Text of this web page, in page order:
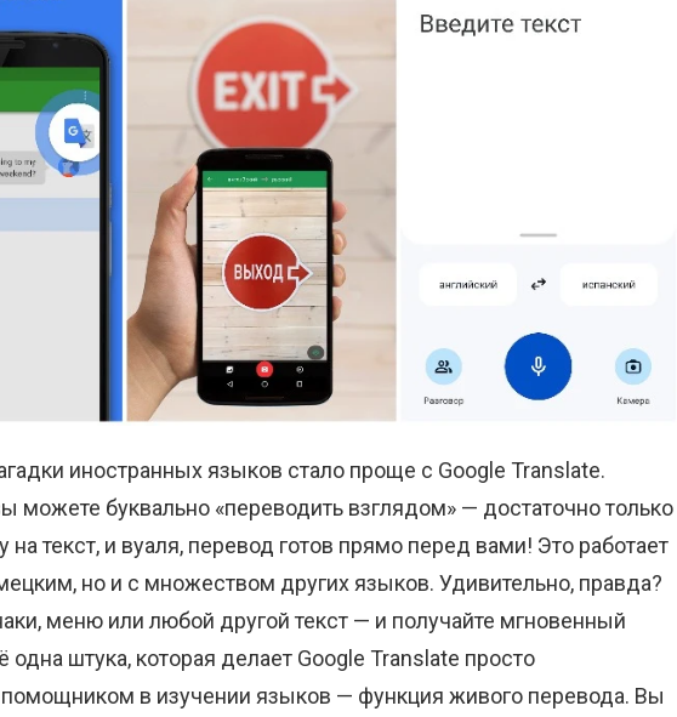
иностранных языков стало проще с Google Translate.
можете буквально «переводить взглядом» — достаточно только
на текст, и вуаля, перевод готов прямо перед вами! Это работает
но и с множеством других языков. Удивительно, правда?
меню или любой другой текст — и получайте мгновенный
штука, которая делает Google Translate просто
в изучении языков — функция живого перевода. Вы